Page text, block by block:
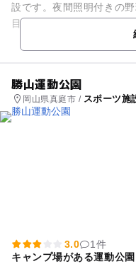
設です。夜間照明付きの
目的グラウンド、グラン
設があります。布団はリ
勝山運動公園
岡山県真庭市 / スポーツ施
3.0
1件
キャンプ場がある運動公園